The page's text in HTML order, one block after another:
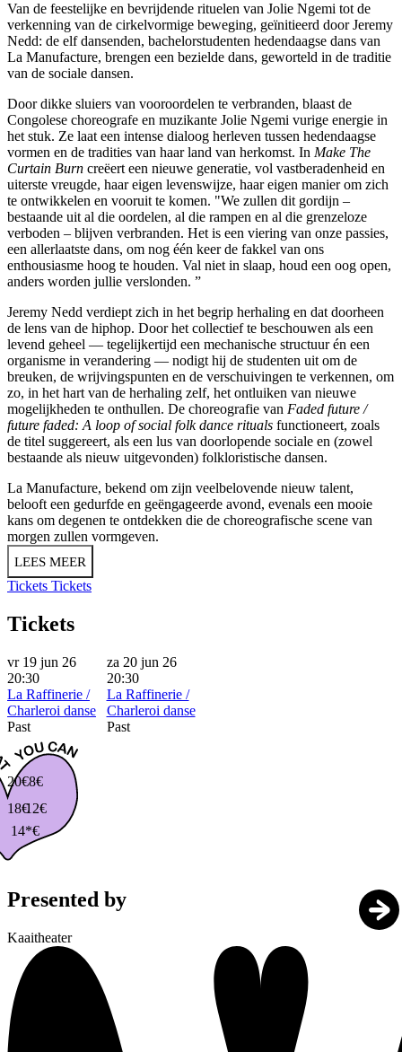
Van de feestelijke en bevrijdende rituelen van Jolie Ngemi tot de
verkenning van de cirkelvormige beweging, geïnitieerd door Jeremy
Nedd: de elf dansenden, bachelorstudenten hedendaagse dans van
La Manufacture, brengen een bezielde dans, geworteld in de traditie
van de sociale dansen.
Door dikke sluiers van vooroordelen te verbranden, blaast de
Congolese choreografe en muzikante Jolie Ngemi vurige energie in
het stuk. Ze laat een intense dialoog herleven tussen hedendaagse
vormen en de tradities van haar land van herkomst. In Make The
Curtain Burn creëert een nieuwe generatie, vol vastberadenheid en
uiterste vreugde, haar eigen levenswijze, haar eigen manier om zich
te ontwikkelen en vooruit te komen. "We zullen dit gordijn –
bestaande uit al die oordelen, al die rampen en al die grenzeloze
verboden – blijven verbranden. Het is een viering van onze passies,
een allerlaatste dans, om nog één keer de fakkel van ons
enthousiasme hoog te houden. Val niet in slaap, houd een oog open,
anders worden jullie verslonden. ”
Jeremy Nedd verdiept zich in het begrip herhaling en dat doorheen
de lens van de hiphop. Door het collectief te beschouwen als een
levend geheel — tegelijkertijd een mechanische structuur én een
organisme in verandering — nodigt hij de studenten uit om de
breuken, de wrijvingspunten en de verschuivingen te verkennen, om
zo, in het hart van de herhaling zelf, het ontluiken van nieuwe
mogelijkheden te onthullen. De choreografie van Faded future /
future faded: A loop of social folk dance rituals functioneert, zoals
de titel suggereert, als een lus van doorlopende sociale en (zowel
bestaande als nieuw uitgevonden) folkloristische dansen.
La Manufacture, bekend om zijn veelbelovende nieuw talent,
belooft een gedurfde en geëngageerde avond, evenals een mooie
kans om degenen te ontdekken die de choreografische scene van
morgen zullen vormgeven.
LEES MEER
Tickets Tickets
Tickets
vr 19 jun 26
20:30
La Raffinerie /
Charleroi danse
Past
za 20 jun 26
20:30
La Raffinerie /
Charleroi danse
Past
20€
18€
14*€
12€
8€
Presented by
Kaaitheater